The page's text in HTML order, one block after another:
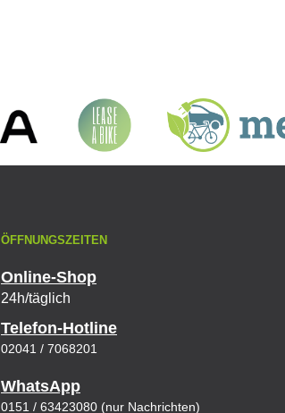
ÖFFNUNGSZEITEN
Online-Shop
24h/täglich
Telefon-Hotline
02041 / 7068201
WhatsApp
0151 / 63423080 (nur Nachrichten)